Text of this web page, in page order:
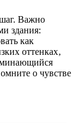
Важно
здания:
как
оттенках‚
о чувстве